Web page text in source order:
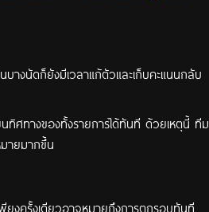
างนัดก็ยังมีเวลาแก้ตัวและเก็บคะแนนกลับ
ทิศทางของทั้งรายการได้ทันที ด้วยเหตุนี้ ทีม
มายมากขึ้น
งครั้งเดียวอาจหมายถึงการตกรอบทันที